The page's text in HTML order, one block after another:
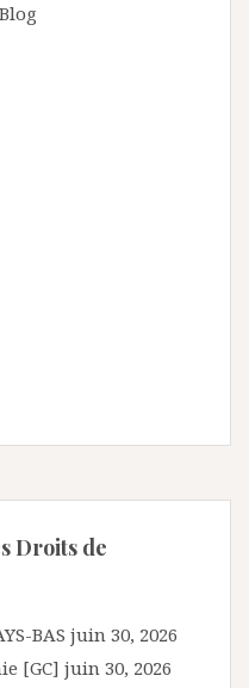
Droits de
BAS juin 30, 2026
[GC] juin 30, 2026